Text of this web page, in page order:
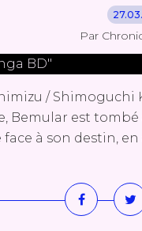
Par
/ Shimoguchi
Bemular est
face à son destin,